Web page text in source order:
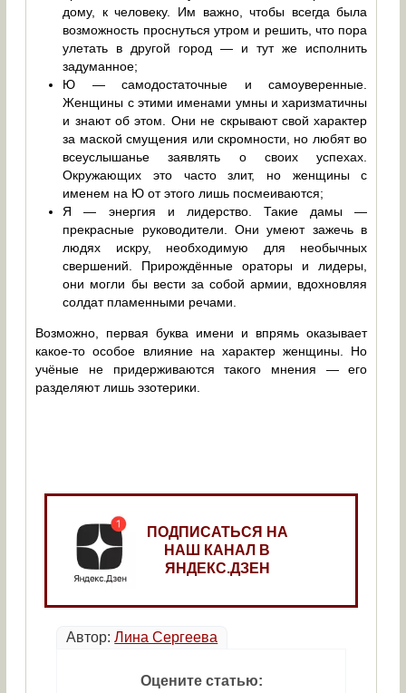
дому, к человеку. Им важно, чтобы всегда была
возможность проснуться утром и решить, что пора
улетать в другой город — и тут же исполнить
задуманное;
Ю — самодостаточные и самоуверенные.
Женщины с этими именами умны и харизматичны
и знают об этом. Они не скрывают свой характер
за маской смущения или скромности, но любят во
всеуслышанье заявлять о своих успехах.
Окружающих это часто злит, но женщины с
именем на Ю от этого лишь посмеиваются;
Я — энергия и лидерство. Такие дамы —
прекрасные руководители. Они умеют зажечь в
людях искру, необходимую для необычных
свершений. Прирождённые ораторы и лидеры,
они могли бы вести за собой армии, вдохновляя
солдат пламенными речами.
Возможно, первая буква имени и впрямь оказывает
какое-то особое влияние на характер женщины. Но
учёные не придерживаются такого мнения — его
разделяют лишь эзотерики.
ПОДПИСАТЬСЯ НА
НАШ КАНАЛ В
ЯНДЕКС.ДЗЕН
Автор:Лина Сергеева
Оцените статью: